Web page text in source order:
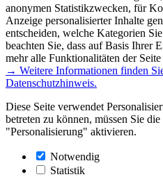
anonymen Statistikzwecken, für
Anzeige personalisierter Inhalte
entscheiden, welche Kategorien
beachten Sie, dass auf Basis Ihrer
mehr alle Funktionalitäten der
→ Weitere Informationen finden
Datenschutzhinweis.
Diese Seite verwendet
betreten zu können, müssen Sie
"Personalisierung" aktivieren.
Notwendig
Statistik